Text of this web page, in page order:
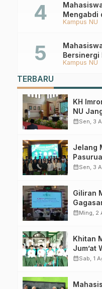
Kampus NU
Mengabdi
Ombo
Kampus NU
Bersinergi
Desa
TERBARU
KH
NU
calendar_monthSen, 3
Jelang
calendar_monthSen, 3
Giliran
Forum
calendar_monthMing, 2
Khitan
Jum’at
calendar_monthSab, 1
Mahasiswa UNU